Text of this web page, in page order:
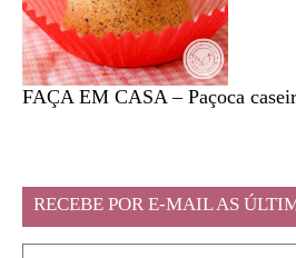
FAÇA EM CASA – Paçoca
RECEBE POR E-MAIL AS